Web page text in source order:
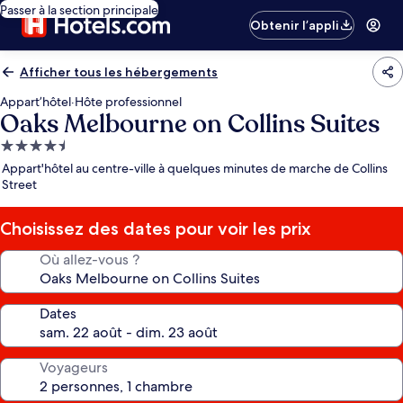
Passer à la section principale
Obtenir l’appli
Afficher tous les hébergements
Appart’hôtel·Hôte professionnel
Oaks Melbourne on Collins Suites
Hébergement
4.5 étoiles
Appart'hôtel au centre-ville à quelques minutes de marche de Collins
Street
Choisissez des dates pour voir les prix
Où allez-vous ?
Dates
Voyageurs